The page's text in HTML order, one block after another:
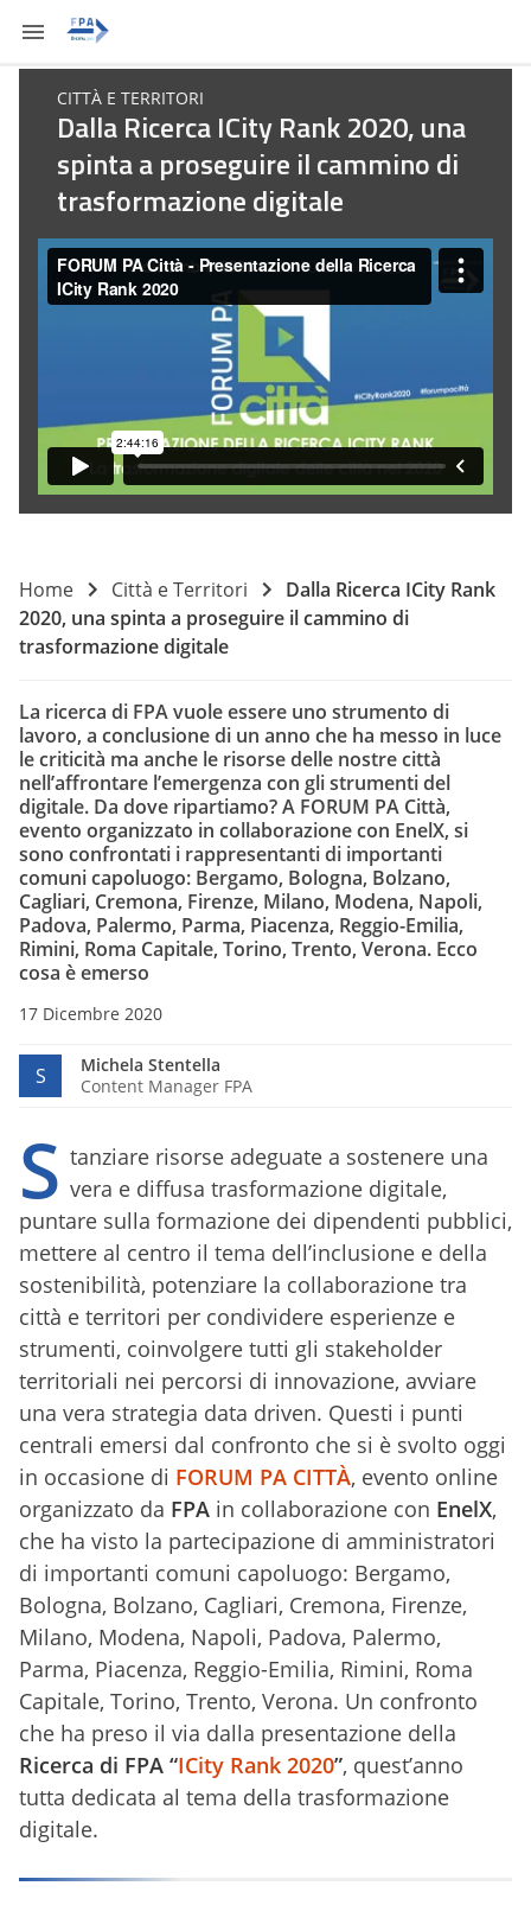
CITTÀ E TERRITORI
Dalla Ricerca ICity Rank 2020, una
spinta a proseguire il cammino di
trasformazione digitale
Home Città e Territori
Dalla Ricerca ICity Rank
2020, una spinta a proseguire il cammino di
trasformazione digitale
La ricerca di FPA vuole essere uno strumento di
lavoro, a conclusione di un anno che ha messo in luce
le criticità ma anche le risorse delle nostre città
nell’affrontare l’emergenza con gli strumenti del
digitale. Da dove ripartiamo? A FORUM PA Città,
evento organizzato in collaborazione con EnelX, si
sono confrontati i rappresentanti di importanti
comuni capoluogo: Bergamo, Bologna, Bolzano,
Cagliari, Cremona, Firenze, Milano, Modena, Napoli,
Padova, Palermo, Parma, Piacenza, Reggio-Emilia,
Rimini, Roma Capitale, Torino, Trento, Verona. Ecco
cosa è emerso
17 Dicembre 2020
S
Michela Stentella
Content Manager FPA
S tanziare risorse adeguate a sostenere una
vera e diffusa trasformazione digitale,
puntare sulla formazione dei dipendenti pubblici,
mettere al centro il tema dell’inclusione e della
sostenibilità, potenziare la collaborazione tra
città e territori per condividere esperienze e
strumenti, coinvolgere tutti gli stakeholder
territoriali nei percorsi di innovazione, avviare
una vera strategia data driven. Questi i punti
centrali emersi dal confronto che si è svolto oggi
in occasione di FORUM PA CITTÀ, evento online
organizzato da FPA in collaborazione con EnelX,
che ha visto la partecipazione di amministratori
di importanti comuni capoluogo: Bergamo,
Bologna, Bolzano, Cagliari, Cremona, Firenze,
Milano, Modena, Napoli, Padova, Palermo,
Parma, Piacenza, Reggio-Emilia, Rimini, Roma
Capitale, Torino, Trento, Verona. Un confronto
che ha preso il via dalla presentazione della
Ricerca di FPA “ICity Rank 2020”, quest’anno
tutta dedicata al tema della trasformazione
digitale.